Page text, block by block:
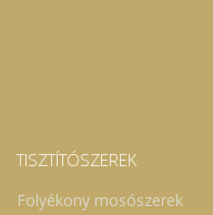
TISZTÍTÓSZEREK
Folyékony mosószerek